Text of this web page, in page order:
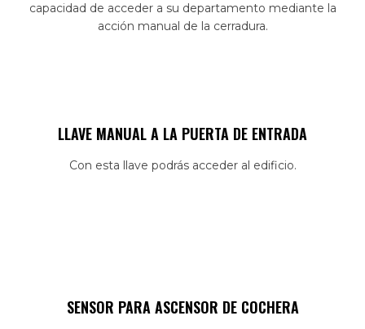
capacidad de acceder a su departamento mediante la
acción manual de la cerradura.
LLAVE MANUAL A LA PUERTA DE ENTRADA
Con esta llave podrás acceder al edificio.
SENSOR PARA ASCENSOR DE COCHERA